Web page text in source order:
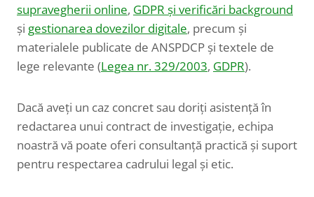
supravegherii online, GDPR și verificări background
și gestionarea dovezilor digitale, precum și
materialele publicate de ANSPDCP și textele de
lege relevante (Legea nr. 329/2003, GDPR).
Dacă aveți un caz concret sau doriți asistență în
redactarea unui contract de investigație, echipa
noastră vă poate oferi consultanță practică și suport
pentru respectarea cadrului legal și etic.